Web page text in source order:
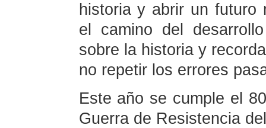
historia y abrir un futuro
el camino del
sobre la historia y
no repetir los errores
Este año se cumple el
Guerra de Resistencia